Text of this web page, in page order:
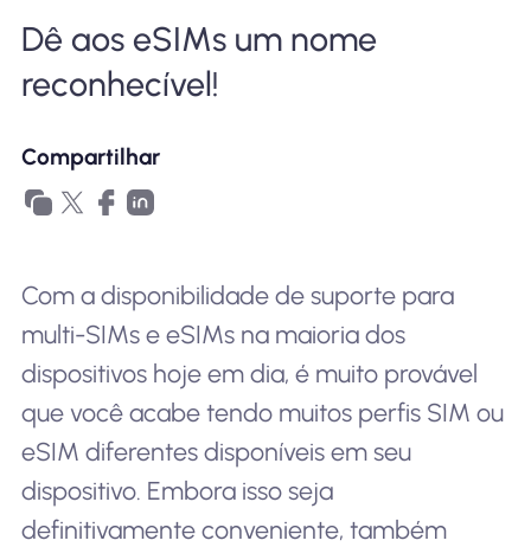
Para negócios
Dê aos eSIMs um nome
reconhecível!
Compartilhar
Com a disponibilidade de suporte para
multi-SIMs e eSIMs na maioria dos
dispositivos hoje em dia, é muito provável
que você acabe tendo muitos perfis SIM ou
eSIM diferentes disponíveis em seu
dispositivo. Embora isso seja
definitivamente conveniente, também